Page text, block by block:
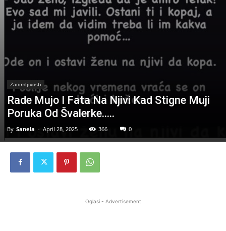
Zanimljivosti
Rade Mujo I Fata Na Njivi Kad Stigne Muji
Poruka Od Švalerke…..
By Sanela - April 28, 2025 366 0
Oglasi - Advertisement